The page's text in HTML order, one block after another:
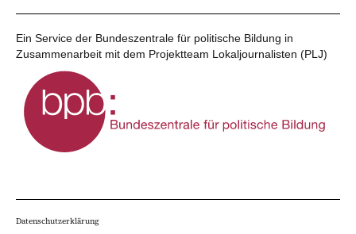
Ein Service der Bundeszentrale für politische Bildung in
Zusammenarbeit mit dem Projektteam Lokaljournalisten (PLJ)
Datenschutzerklärung